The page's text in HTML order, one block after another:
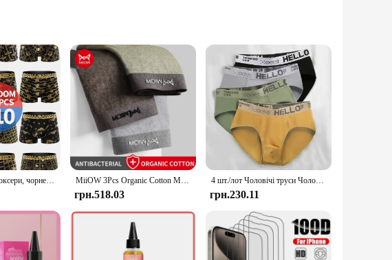
cut, this underwear is tailored to provide a snug fit that moves with your
you dry and comfortable, while the absorbent properties ensure you stay
of your lifestyle. The robust construction is engineered to withstand the
range of body types, ensuring that everyone can enjoy the benefits of this
making it a go-to choice for sports enthusiasts and those who require
to offer high-quality, protective underwear to their customers. With the
the active man.
Чоловічі труси-боксери, чорне золото, випадкова м’яка, дихаюча, зручна для шкіри, гаряча чоловіча білизна на чотири сезони MiiOW 3Pcs Organic Cotton Men Underwear Boxer Shorts Antibacterial Seamless Underpants Male Panties Gift For Men Boxershorts New
грн.518.03
4 шт./лот Чоловічі труси Чоловіча нижня білизна Сексуальні шорти Чоловічі трусики Дихаючі чоловічі еластичні труси Para Hombres Великий розмір
грн.230.11